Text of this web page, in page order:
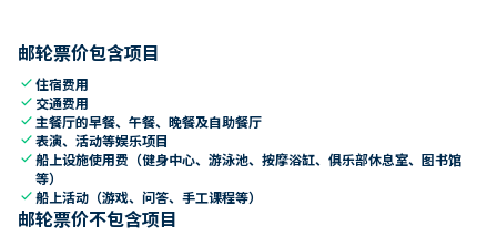
邮轮票价包含项目
check住宿费用
check 交通费用
check 主餐厅的早餐、午餐、晚餐及自助餐厅
check表演、活动等娱乐项目
check船上设施使用费（健身中心、游泳池、按摩浴缸、俱乐部休息室、图书馆
等）
check船上活动（游戏、问答、手工课程等）
邮轮票价不包含项目